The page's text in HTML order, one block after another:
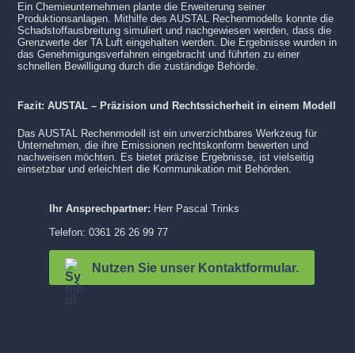
Ein Chemieunternehmen plante die Erweiterung seiner
Produktionsanlagen. Mithilfe des AUSTAL Rechenmodells konnte die
Schadstoffausbreitung simuliert und nachgewiesen werden, dass die
Grenzwerte der TA Luft eingehalten werden. Die Ergebnisse wurden in
das Genehmigungsverfahren eingebracht und führten zu einer
schnellen Bewilligung durch die zuständige Behörde.
Fazit: AUSTAL – Präzision und Rechtssicherheit in einem Modell
Das AUSTAL Rechenmodell ist ein unverzichtbares Werkzeug für
Unternehmen, die ihre Emissionen rechtskonform bewerten und
nachweisen möchten. Es bietet präzise Ergebnisse, ist vielseitig
einsetzbar und erleichtert die Kommunikation mit Behörden.
Ihr Ansprechpartner: Herr Pascal Trinks
Telefon: 0361 26 26 99 77
Nutzen Sie unser Kontaktformular.